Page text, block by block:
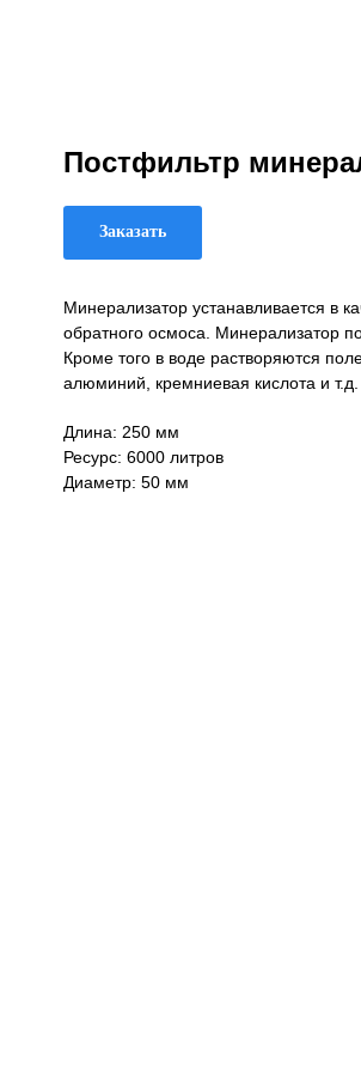
Постфильтр
Заказать
Минерализатор устанавливается в
обратного осмоса. Минерализатор
Кроме того в воде растворяются
алюминий, кремниевая кислота и т.д.
Длина: 250 мм
Ресурс: 6000 литров
Диаметр: 50 мм